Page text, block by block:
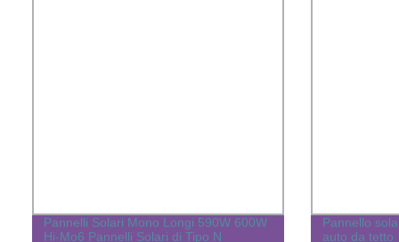
Pannelli Solari Mono Longi 590W 600W
Hi-Mo6 Pannelli Solari di Tipo N
Pannello
auto da tetto